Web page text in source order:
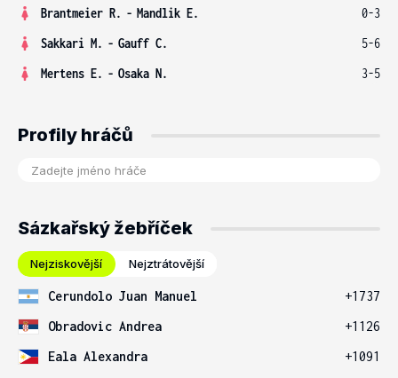
Brantmeier R. - Mandlik E.
0-3
Sakkari M. - Gauff C.
5-6
Mertens E. - Osaka N. 3-5
Profily hráčů
Sázkařský žebříček
Nejziskovější Nejztrátovější
Cerundolo Juan Manuel
+1737
Obradovic Andrea
+1126
Eala Alexandra
+1091